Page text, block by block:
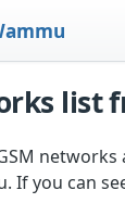
list
If you can